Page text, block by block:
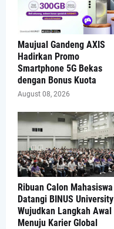
Maujual Gandeng AXIS
Hadirkan Promo
Smartphone 5G Bekas
dengan Bonus Kuota
August 08, 2026
Ribuan Calon Mahasiswa
Datangi BINUS University
Wujudkan Langkah Awal
Menuju Karier Global